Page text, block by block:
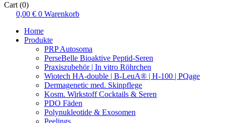
Cart (0)
0,00 € 0 Warenkorb
Home
Produkte
PRP Autosoma
PerseBelle Bioaktive Peptid-Seren
Praxiszubehör | In vitro Röhrchen
Wiotech HA-double | B-LeuA® | H-100 | PQage
Dermagenetic med. Skinpflege
Kosm. Wirkstoff Cocktails & Seren
PDO Fäden
Polynukleotide & Exosomen
Peelings